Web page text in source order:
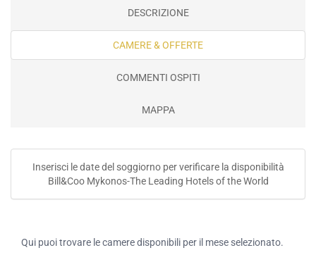
DESCRIZIONE
CAMERE & OFFERTE
COMMENTI OSPITI
MAPPA
Inserisci le date del soggiorno per verificare la disponibilità
Bill&Coo Mykonos-The Leading Hotels of the World
Qui puoi trovare le camere disponibili per il mese selezionato.